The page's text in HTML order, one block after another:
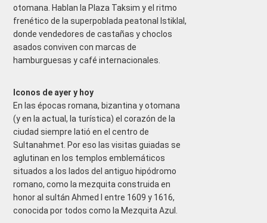
otomana. Hablan la Plaza Taksim y el ritmo
frenético de la superpoblada peatonal Istiklal,
donde vendedores de castañas y choclos
asados conviven con marcas de
hamburguesas y café internacionales.
Iconos de ayer y hoy
En las épocas romana, bizantina y otomana
(y en la actual, la turística) el corazón de la
ciudad siempre latió en el centro de
Sultanahmet. Por eso las visitas guiadas se
aglutinan en los templos emblemáticos
situados a los lados del antiguo hipódromo
romano, como la mezquita construida en
honor al sultán Ahmed I entre 1609 y 1616,
conocida por todos como la Mezquita Azul.